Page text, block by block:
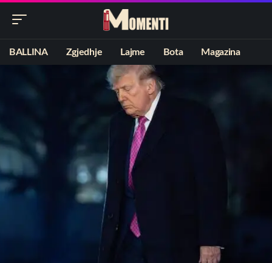
BALLINA Zgjedhje Lajme Bota Magazina